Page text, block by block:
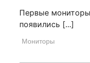
Первые
появились [...]
Мониторы